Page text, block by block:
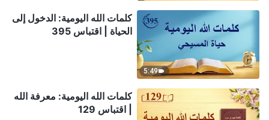
5:49
كلمات الله اليومية: الدخول إلى
الحياة | اقتباس 395
كلمات الله اليومية: معرفة الله
| اقتباس 129